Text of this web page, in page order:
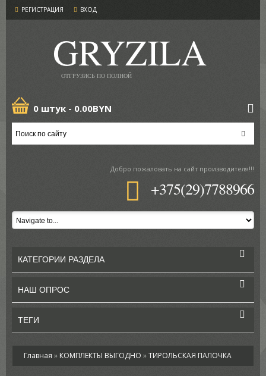
РЕГИСТРАЦИЯ ВХОД
GRYZILA
ОТГРУЗИСЬ ПО ПОЛНОЙ
0 штук - 0.00BYN
Добро пожаловать на сайт производителя!!!
+375(29)7788966
КАТЕГОРИИ РАЗДЕЛА
НАШ ОПРОС
ТЕГИ
Главная » КОМПЛЕКТЫ ВЫГОДНО »ТИРОЛЬСКАЯ ПАЛОЧКА